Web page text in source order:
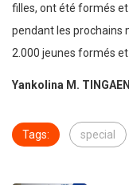
filles, ont été formés et
pendant les prochains
2.000 jeunes formés
Yankolina M.
Tags: special